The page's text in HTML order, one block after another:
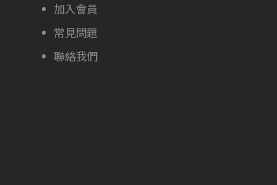
加入會員
常見問題
聯絡我們